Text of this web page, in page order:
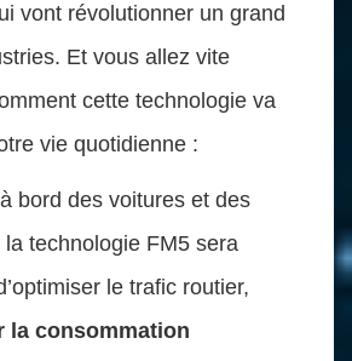
vont révolutionner un grand
Et vous allez vite
cette technologie va
vie quotidienne :
bord des voitures et des
la technologie FM5 sera
le trafic routier,
la consommation